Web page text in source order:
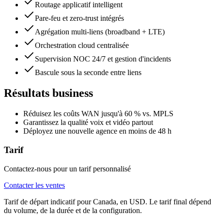
Routage applicatif intelligent
Pare-feu et zero-trust intégrés
Agrégation multi-liens (broadband + LTE)
Orchestration cloud centralisée
Supervision NOC 24/7 et gestion d'incidents
Bascule sous la seconde entre liens
Résultats business
Réduisez les coûts WAN jusqu'à 60 % vs. MPLS
Garantissez la qualité voix et vidéo partout
Déployez une nouvelle agence en moins de 48 h
Tarif
Contactez-nous pour un tarif personnalisé
Contacter les ventes
Tarif de départ indicatif pour Canada, en USD. Le tarif final dépend
du volume, de la durée et de la configuration.